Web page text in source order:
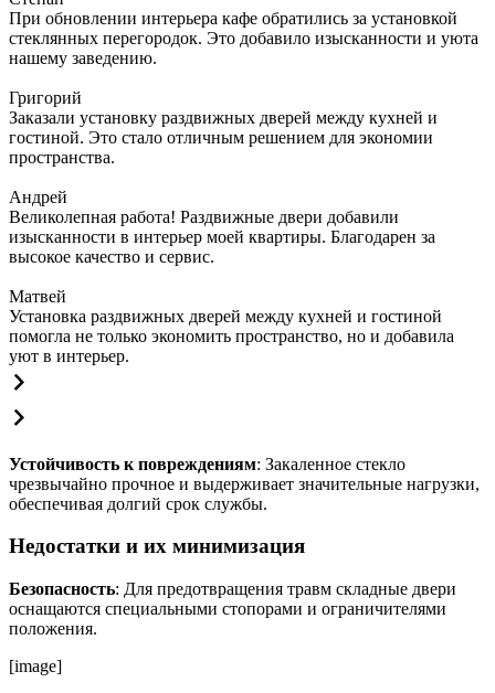
При обновлении интерьера кафе обратились за установкой
стеклянных перегородок. Это добавило изысканности и уюта
нашему заведению.
Григорий
Заказали установку раздвижных дверей между кухней и
гостиной. Это стало отличным решением для экономии
пространства.
Андрей
Великолепная работа! Раздвижные двери добавили
изысканности в интерьер моей квартиры. Благодарен за
высокое качество и сервис.
Матвей
Установка раздвижных дверей между кухней и гостиной
помогла не только экономить пространство, но и добавила
уют в интерьер.
Устойчивость к повреждениям: Закаленное стекло
чрезвычайно прочное и выдерживает значительные нагрузки,
обеспечивая долгий срок службы.
Недостатки и их минимизация
Безопасность: Для предотвращения травм складные двери
оснащаются специальными стопорами и ограничителями
положения.
[image]